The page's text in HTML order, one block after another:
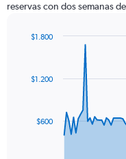
reservas con dos semanas
data
The$600
$1.200
$1.800